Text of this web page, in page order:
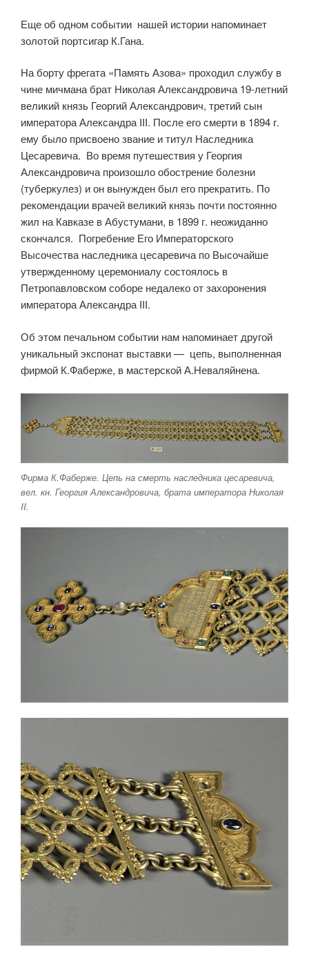
Еще об одном событии нашей истории напоминает
золотой портсигар К.Гана.
На борту фрегата «Память Азова» проходил службу в
чине мичмана брат Николая Александровича 19-летний
великий князь Георгий Александрович, третий сын
императора Александра III. После его смерти в 1894 г.
ему было присвоено звание и титул Наследника
Цесаревича. Во время путешествия у Георгия
Александровича произошло обострение болезни
(туберкулез) и он вынужден был его прекратить. По
рекомендации врачей великий князь почти постоянно
жил на Кавказе в Абустумани, в 1899 г. неожиданно
скончался. Погребение Его Императорского
Высочества наследника цесаревича по Высочайше
утвержденному церемониалу состоялось в
Петропавловском соборе недалеко от захоронения
императора Александра III.
Об этом печальном событии нам напоминает другой
уникальный экспонат выставки — цепь, выполненная
фирмой К.Фаберже, в мастерской А.Неваляйнена.
Фирма К.Фаберже. Цепь на смерть наследника цесаревича,
вел. кн. Георгия Александровича, брата императора Николая
II.